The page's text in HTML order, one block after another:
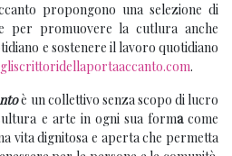
propongono una selezione di
per promuovere la cutlura anche
e sostenere il lavoro quotidiano
.
è un collettivo senza scopo di lucro
e arte in ogni sua formacome
vita dignitosa e aperta che permetta